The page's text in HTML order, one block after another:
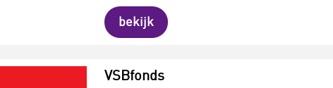
bekijk
VSBfonds